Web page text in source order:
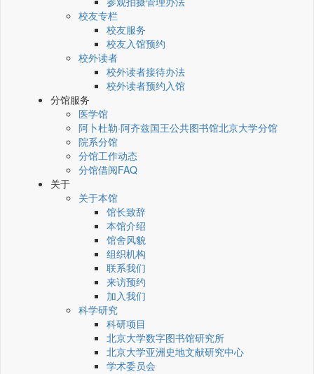
校友专栏
校友服务
校友入馆预约
校外读者
校外读者接待办法
校外读者预约入馆
分馆服务
医学馆
阿卜杜勒·阿齐兹国王公共图书馆北京大学分馆
院系分馆
分馆工作动态
分馆借阅FAQ
关于
关于本馆
馆长致辞
本馆介绍
馆舍风貌
组织机构
联系我们
来访预约
加入我们
科学研究
科研项目
北京大学数字图书馆研究所
北京大学亚洲史地文献研究中心
学术委员会